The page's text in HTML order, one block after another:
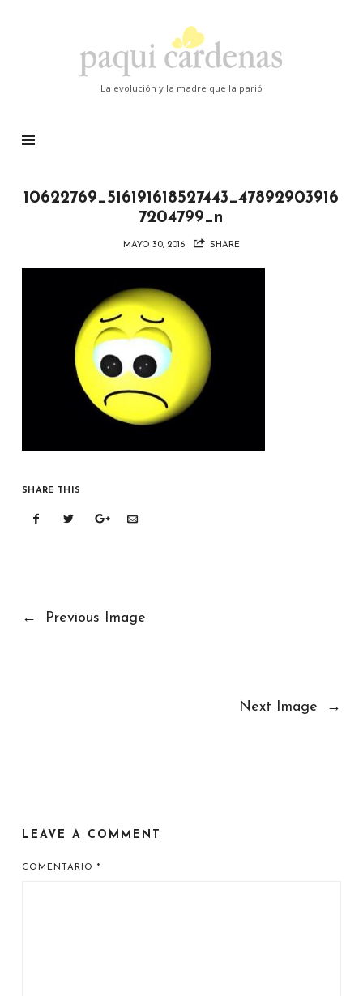
Cardenas
La evolución y la madre que la parió
10622769_516191618527443_47892903916
7204799_n
MAYO 30, 2016 SHARE
SHARE THIS
← Previous Image
Next Image →
LEAVE A COMMENT
COMENTARIO *